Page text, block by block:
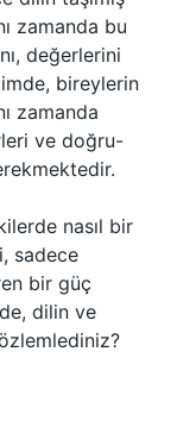
zamanda bu
değerlerini
bireylerin
zamanda
ve doğru-
nasıl bir
sadece
bir güç
dilin ve